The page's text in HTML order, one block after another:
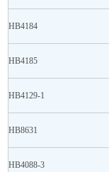
HB4184
HB4185
HB4129-1
HB8631
HB4088-3